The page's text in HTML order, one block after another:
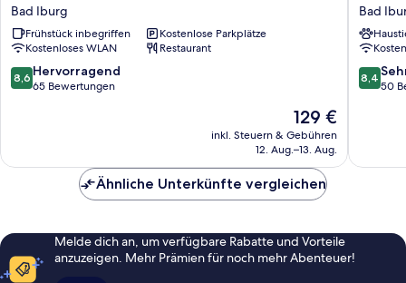
Felsenkeller
Bad
Iburg
Bad Iburg
Frühstück inbegriffen
Kostenlose Parkplätze
Kostenloses WLAN
Restaurant
8.6
von
8,6 Hervorragend
65 Bewertungen
Der
Preis
beträgt
129 €
inkl. Steuern & Gebühren
12. Aug.–13. Aug.
Im
Park
Bad
Iburg
Bad
8.4
von
8,4
50
Ähnliche Unterkünfte vergleichen
Melde dich an, um verfügbare Rabatte und Vorteile
anzuzeigen. Mehr Prämien für noch mehr Abenteuer!